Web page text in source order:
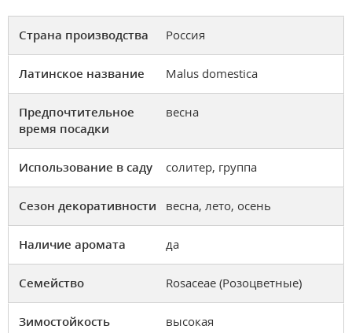
Страна производства Россия
Латинское название Malus domestica
Предпочтительное
время посадки
весна
Использование в саду солитер, группа
Сезон декоративности весна, лето, осень
Наличие аромата да
Семейство Rosaceae (Розоцветные)
Зимостойкость высокая